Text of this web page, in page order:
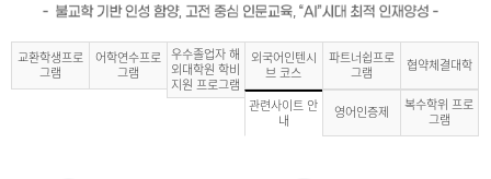
교환학생프로
그램
어학연수프로
그램
우수졸업자 해
외대학원 학비
지원 프로그램
외국어인텐시
브 코스
파트너쉽프로
그램
협약체결대학
관련사이트 안
내
영어인증제
복수학위 프로
그램